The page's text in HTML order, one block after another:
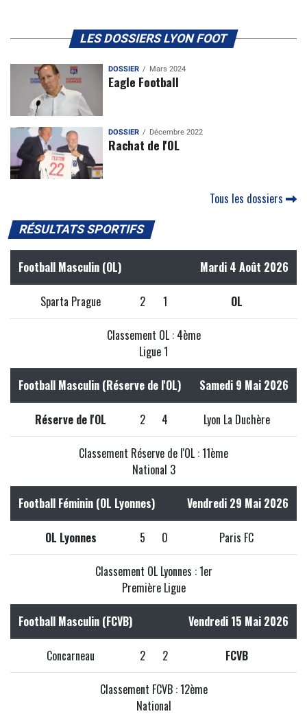
LES DOSSIERS LYON FOOT
DOSSIER Mars 2024
Eagle Football
DOSSIER Décembre 2022
Rachat de l'OL
Tous les dossiers
RÉSULTATS SPORTIFS
Football Masculin (OL) Mardi 4 Août 2026
Sparta Prague 2 1 OL
Classement OL : 4ème
Ligue 1
Football Masculin (Réserve de l'OL) Samedi 9 Mai 2026
Réserve de l'OL 2 4 Lyon La Duchère
Classement Réserve de l'OL : 11ème
National 3
Football Féminin (OL Lyonnes) Vendredi 29 Mai 2026
OL Lyonnes 5 0 Paris FC
Classement OL Lyonnes : 1er
Première Ligue
Football Masculin (FCVB) Vendredi 15 Mai 2026
Concarneau 2 2 FCVB
Classement FCVB : 12ème
National